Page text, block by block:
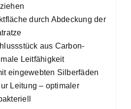
durch Abdeckung der
aus Carbon-
Leitfähigkeit
eingewebten Silberfäden
Leitung – optimaler